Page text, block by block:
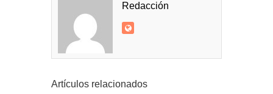
Redacción
Artículos relacionados